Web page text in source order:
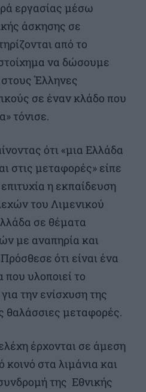
εργασίας μέσω
άσκησης σε
από το
να δώσουμε
Έλληνες
σε έναν κλάδο που
τόνισε.
ότι «μια Ελλάδα
στις μεταφορές» είπε
η εκπαίδευση
του Λιμενικού
σε θέματα
με αναπηρία και
ότι είναι ένα
υλοποιεί το
την ενίσχυση της
θαλάσσιες μεταφορές.
έρχονται σε άμεση
στα λιμάνια και
της Εθνικής